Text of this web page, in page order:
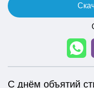
С днём объятий